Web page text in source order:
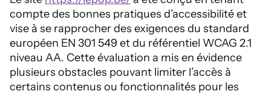
compte des bonnes pratiques d’accessibilité et
vise à se rapprocher des exigences du standard
européen EN 301 549 et du référentiel WCAG 2.1
niveau AA. Cette évaluation a mis en évidence
plusieurs obstacles pouvant limiter l’accès à
certains contenus ou fonctionnalités pour les